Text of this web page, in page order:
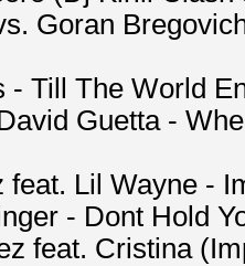
Goran
- Till The World
Guetta -
feat. Lil Wayne -
- Dont Hold
feat. Cristina